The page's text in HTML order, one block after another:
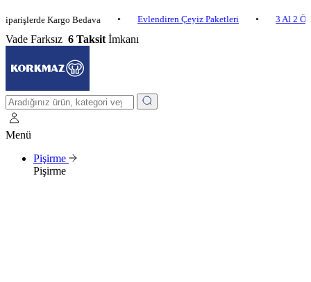
Kargo Bedava • Evlendiren Çeyiz Paketleri • 3 Al 2 Öde •
Vade Farksız 6 Taksit İmkanı
Menü
Pişirme
Pişirme